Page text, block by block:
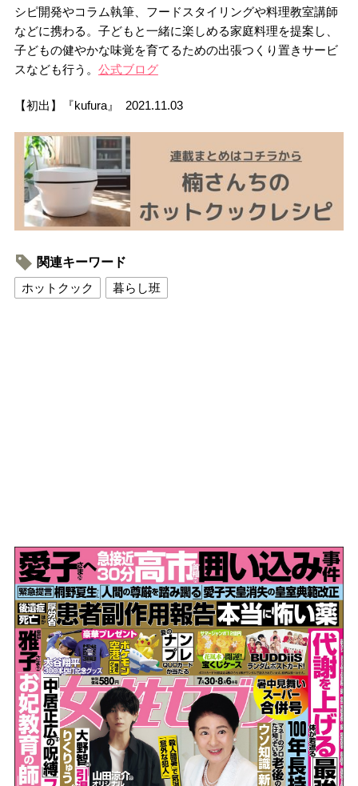
シピ開発やコラム執筆、フードスタイリングや料理教室講師
などに携わる。子どもと一緒に楽しめる家庭料理を提案し、
子どもの健やかな味覚を育てるための出張つくり置きサービ
スなども行う。 公式ブログ
【初出】『kufura』 2021.11.03
関連キーワード
ホットクック
暮らし班